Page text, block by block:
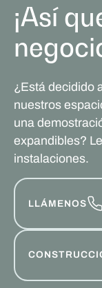
¡Así
¿Está decidido
nuestros
una
expandibles?
instalaciones.
LLÁMENOS